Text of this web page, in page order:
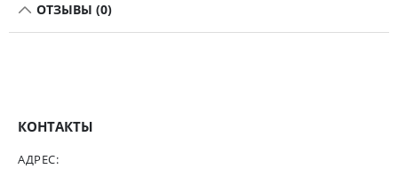
ОТЗЫВЫ (0)
КОНТАКТЫ
АДРЕС: